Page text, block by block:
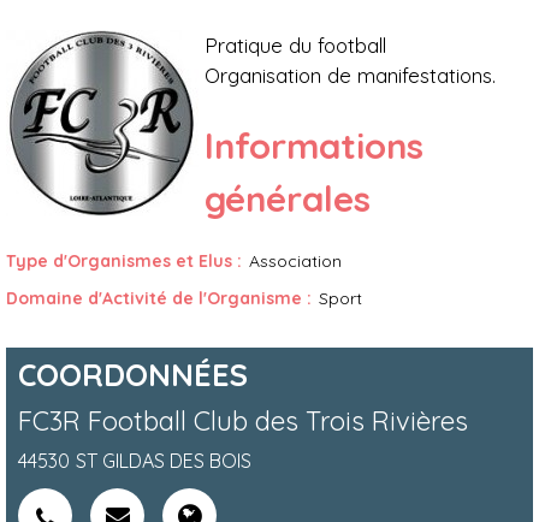
PrésentationPratique du football
Organisation de manifestations.
Informations
générales
Type d'Organismes et Elus : Association
Domaine d'Activité de l'Organisme : Sport
COORDONNÉES
FC3R Football Club des Trois Rivières
44530 ST GILDAS DES BOIS